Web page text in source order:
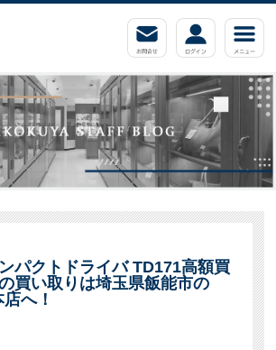
パクトドライバ TD171高額買
買い取りは埼玉県飯能市の
へ！